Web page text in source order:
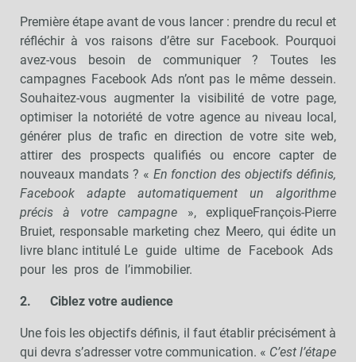
Première étape avant de vous lancer : prendre du recul et
réfléchir à vos raisons d’être sur Facebook. Pourquoi
avez-vous besoin de communiquer ? Toutes les
campagnes Facebook Ads n’ont pas le même dessein.
Souhaitez-vous augmenter la visibilité de votre page,
optimiser la notoriété de votre agence au niveau local,
générer plus de trafic en direction de votre site web,
attirer des prospects qualifiés ou encore capter de
nouveaux mandats ? « En fonction des objectifs définis,
Facebook adapte automatiquement un algorithme
précis à votre campagne », expliqueFrançois-Pierre
Bruiet, responsable marketing chez Meero, qui édite un
livre blanc intitulé Le guide ultime de Facebook Ads
pour les pros de l’immobilier.
2. Ciblez votre audience
Une fois les objectifs définis, il faut établir précisément à
qui devra s’adresser votre communication. « C’est l’étape